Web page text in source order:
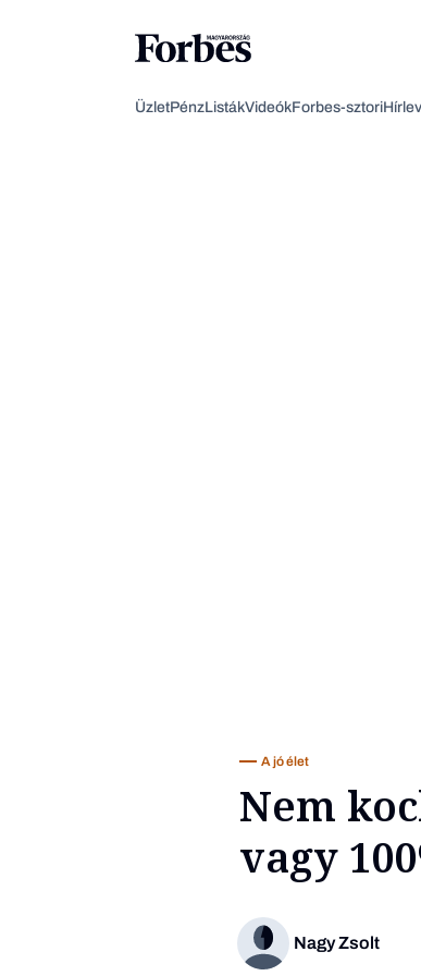
ÜzletPénzListákVideókForbes-sztori
A jó élet
Nem
vagy
Nagy Zsolt